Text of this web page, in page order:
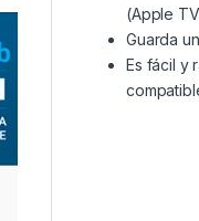
(Apple
Guarda
Es fácil y